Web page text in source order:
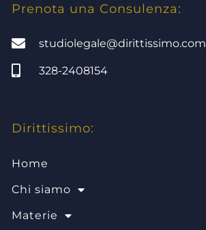
Prenota una Consulenza:
studiolegale@dirittissimo.com
328-2408154
Dirittissimo:
Home
Chi siamo
Materie